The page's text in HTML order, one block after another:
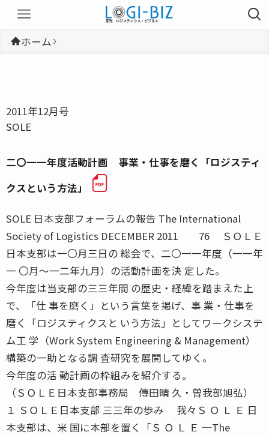
ホーム
2011年12月号
SOLE
二〇一一年度活動計画 事業・仕事を磨く「ロジスティ
クスという方法」
SOLE 日本支部フォーラムの報告 The International
Society of Logistics DECEMBER 2011 76 ＳＯＬＥ
日本支部は一〇月三日の 総会で、二〇一一年度（一一年
一 〇月〜一二年九月）の活動計画を決 定した。
今年度は当支部の三三年間 の歴史・経緯を踏まえた上
で、「仕 事を磨く」という言葉を掲げ、事 業・仕事を
磨く「ロジスティクスと いう方法」としてワークシステ
ム工 学（Work System Engineering & Management）
構築の一助となる調 査研究を展開してゆく。
今年度の活 動計画の枠組みを紹介する。
（ＳＯＬＥ日本支部事務局 傳田晴 久・曽我部旭弘）
１ ＳＯＬＥ日本支部 三三年の歩み 我々Ｓ Ｏ Ｌ Ｅ 日
本支部は、米 国に本部を置く「Ｓ Ｏ Ｌ Ｅ ─The